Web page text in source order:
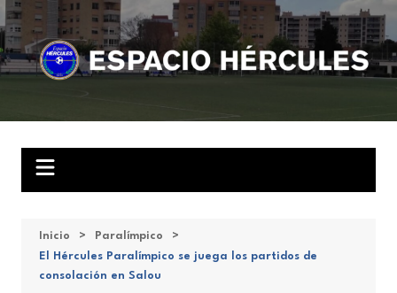
Saltar
al
contenido
Inicio
Paralímpico
El Hércules Paralímpico se juega los partidos de
consolación en Salou